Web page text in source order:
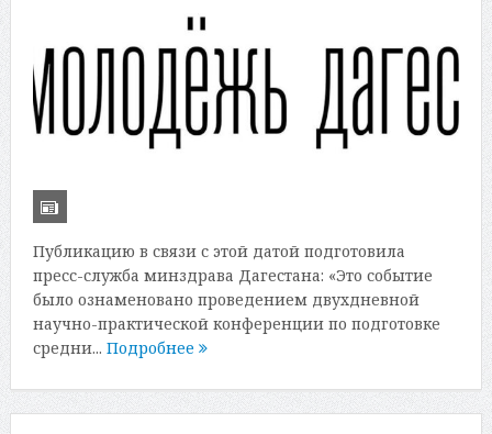
Публикацию в связи с этой датой подготовила
пресс-служба минздрава Дагестана: «Это событие
было ознаменовано проведением двухдневной
научно-практической конференции по подготовке
средни... Подробнее